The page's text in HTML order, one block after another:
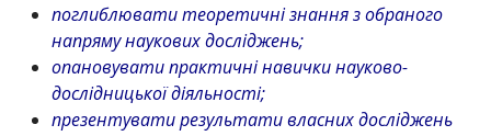
поглиблювати теоретичні знання з обраного
напряму наукових досліджень;
опановувати практичні навички науково-
дослідницької діяльності;
презентувати результати власних досліджень